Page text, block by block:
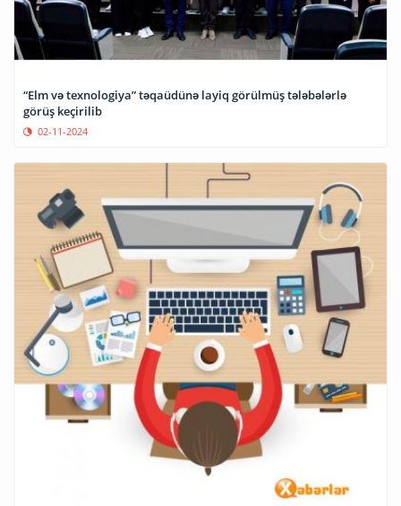
“Elm və texnologiya” təqaüdünə layiq görülmüş tələbələrlə
görüş keçirilib
02-11-2024